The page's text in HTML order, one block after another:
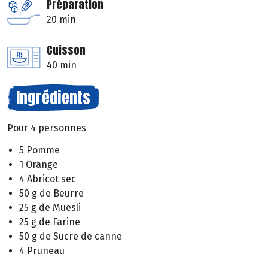
Préparation
20 min
Cuisson
40 min
Ingrédients
Pour 4 personnes
5 Pomme
1 Orange
4 Abricot sec
50 g de Beurre
25 g de Muesli
25 g de Farine
50 g de Sucre de canne
4 Pruneau